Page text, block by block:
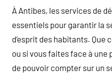
À Antibes, les services de
essentiels pour garantir la
d’esprit des habitants. Que
ou si vous faites face à
de pouvoir compter sur un